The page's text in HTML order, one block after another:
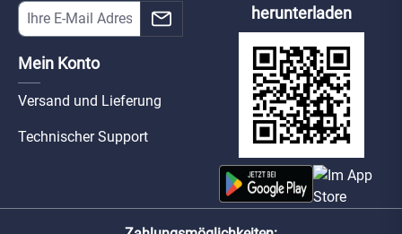
Mein Konto
Versand und Lieferung
Technischer Support
herunterladen